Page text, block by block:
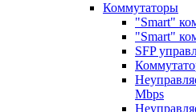
Коммутаторы
"Smart"
"Smart"
SFP
Mbps